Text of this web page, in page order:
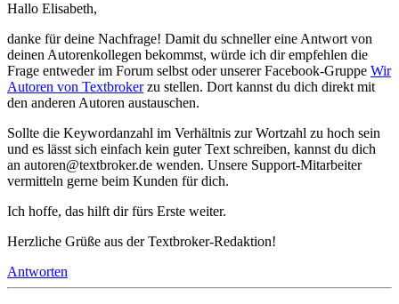
Hallo Elisabeth,
danke für deine Nachfrage! Damit du schneller eine Antwort von
deinen Autorenkollegen bekommst, würde ich dir empfehlen die
Frage entweder im Forum selbst oder unserer Facebook-Gruppe Wir
Autoren von Textbrokerzu stellen. Dort kannst du dich direkt mit
den anderen Autoren austauschen.
Sollte die Keywordanzahl im Verhältnis zur Wortzahl zu hoch sein
und es lässt sich einfach kein guter Text schreiben, kannst du dich
an autoren@textbroker.de wenden. Unsere Support-Mitarbeiter
vermitteln gerne beim Kunden für dich.
Ich hoffe, das hilft dir fürs Erste weiter.
Herzliche Grüße aus der Textbroker-Redaktion!
Antworten